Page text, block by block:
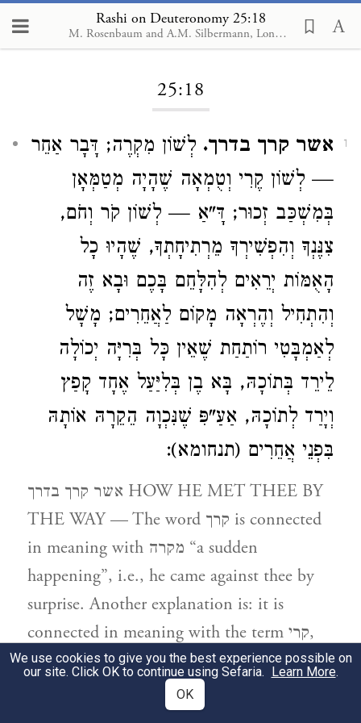
Rashi on Deuteronomy 25:18
M. Rosenbaum and A.M. Silbermann, London, 1929-1934
Loading...
25:18
1 אשר קרך בדרך. לְשׁוֹן מִקְרֶה; דָּבָר אַחֵר
— לְשׁוֹן קֶרִי וְטֻמְאָה שֶׁהָיָה מְטַמְּאָן
בְּמִשְׁכַּב זְכוּר; דָּ"אַ — לְשׁוֹן קֹר וְחֹם,
צִנֶּנְךָ וְהִפְשִׁירְךָ מֵרְתִיחָתְךָ, שֶׁהָיוּ כָל
הָאֻמּוֹת יְרֵאִים לְהִלָּחֵם בָּכֶם וּבָא זֶה
וְהִתְחִיל וְהֶרְאָה מָקוֹם לַאֲחֵרִים; מָשָׁל
לְאַמְבָּטִי רוֹתַחַת שֶׁאֵין כָּל בְּרִיָּה יְכוֹלָה
לֵירֵד בְּתוֹכָהּ, בָּא בֶן בְּלִיַּעַל אֶחָד קָפַץ
וְיָרַד לְתוֹכָהּ, אַעַ"פִּ שֶׁנִּכְוָה הֵקֵרָהּ אוֹתָהּ
בִּפְנֵי אֲחֵרִים (תנחומא):
אשר קרך בדרך HOW HE MET THEE BY
THE WAY — The word קרך is connected
in meaning with מקרה “a sudden
happening”, i.e., he came against thee by
surprise. Another explanation is: it is
connected in meaning with the term קרי,
nocturnal pollution and uncleanness,
because he polluted them by pederasty. Yet
another explanation is that it is connected
We use cookies to give you the best experience possible on
our site. Click OK to continue using Sefaria. Learn More.
OK